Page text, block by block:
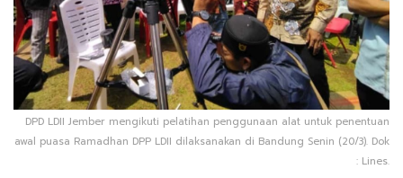
DPD LDII Jember mengikuti pelatihan penggunaan alat untuk penentuan
awal puasa Ramadhan DPP LDII dilaksanakan di Bandung Senin (20/3). Dok
: Lines.